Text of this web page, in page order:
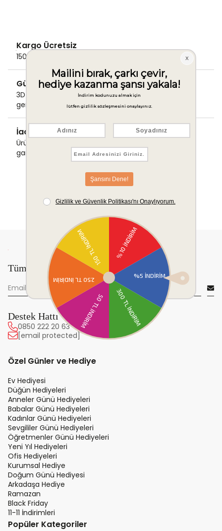
Kargo Ücretsiz
1500 TL ve üzeri alışverişlerde Kargo bedava!
Güvenli Ödeme
3D Secure ile güvenli ödemenizi
gerçekleştirin.
İade & Değişim Garantisi
Ürünlerinizde sorunsuz iade ve değişim
garantisi.
Tüm yeniliklerden önce sen haberdar ol!
Destek Hattı
0850 222 20 63
[email protected]
Özel Günler ve Hediye
Ev Hediyesi
Düğün Hediyeleri
Anneler Günü Hediyeleri
Babalar Günü Hediyeleri
Kadınlar Günü Hediyeleri
Sevgililer Günü Hediyeleri
Öğretmenler Günü Hediyeleri
Yeni Yıl Hediyeleri
Ofis Hediyeleri
Kurumsal Hediye
Doğum Günü Hediyesi
Arkadaşa Hediye
Ramazan
Black Friday
11-11 İndirimleri
Popüler Kategoriler